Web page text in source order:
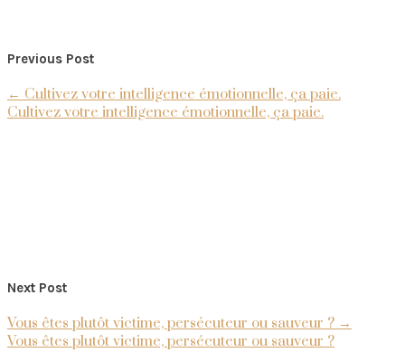
Previous Post
← Cultivez votre intelligence émotionnelle, ça paie.
Cultivez votre intelligence émotionnelle, ça paie.
Next Post
Vous êtes plutôt victime, persécuteur ou sauveur ? →
Vous êtes plutôt victime, persécuteur ou sauveur ?